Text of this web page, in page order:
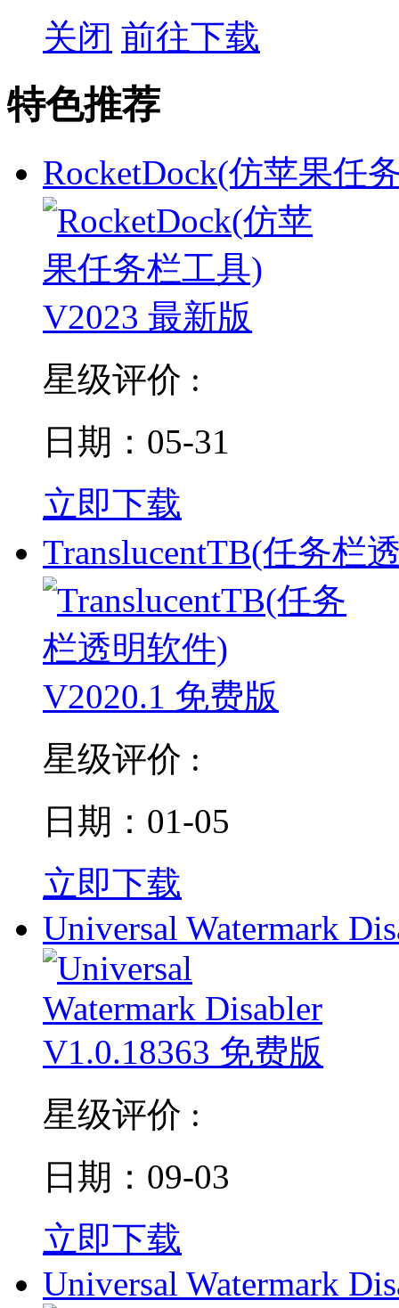
关闭 前往下载
特色推荐
RocketDock(仿苹果任
星级评价 :
日期：05-31
立即下载
TranslucentTB(任务栏
星级评价 :
日期：01-05
立即下载
Universal Watermark
星级评价 :
日期：09-03
立即下载
Universal Watermark